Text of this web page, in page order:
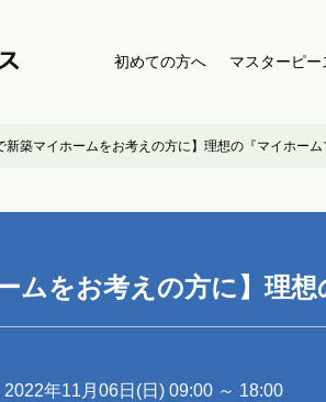
初めての方へ マスターピ
新築マイホームをお考えの方に】理想の『マイホー
ムをお考えの方に】理
年11月06日(日) 09:00 ～ 18:00